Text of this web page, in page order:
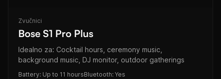
Zvučnici
Bose S1 Pro Plus
Idealno za: Cocktail hours, ceremony music,
background music, DJ monitor, outdoor gatherings
Battery: Up to 11 hoursBluetooth: Yes